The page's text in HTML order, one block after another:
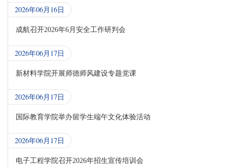
2026年06月16日
成航召开2026年6月安全工作研判会
2026年06月17日
新材料学院开展师德师风建设专题党课
2026年06月17日
国际教育学院举办留学生端午文化体验活动
2026年06月17日
电子工程学院召开2026年招生宣传培训会